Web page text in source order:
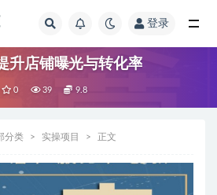
登录
升店铺曝光与转化率
0 39 9.8
分类 实操项目 正文